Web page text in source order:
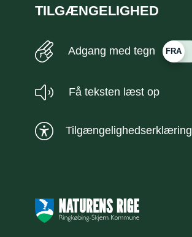
TILGÆNGELIGHED
Adgang med tegn
Få teksten læst op
Tilgængelighedserklæring